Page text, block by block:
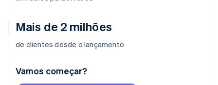
Mais de 2 milhões
de clientes desde o lançamento
Vamos começar?